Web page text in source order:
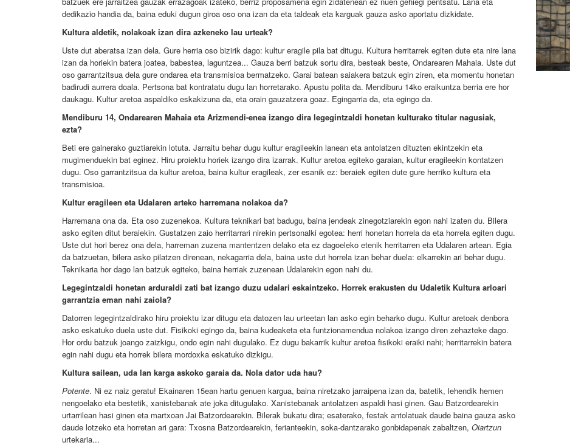
dedikazio handia da, baina eduki dugun giroa oso ona izan da eta taldeak eta karguak gauza asko aportatu dizkidate.
Kultura aldetik, nolakoak izan dira azkeneko lau urteak?
Uste dut aberatsa izan dela. Gure herria oso bizirik dago: kultur eragile pila bat ditugu. Kultura herritarrek egiten dute eta nire lana
izan da horiekin batera joatea, babestea, laguntzea... Gauza berri batzuk sortu dira, besteak beste, Ondarearen Mahaia. Uste dut
oso garrantzitsua dela gure ondarea eta transmisioa bermatzeko. Garai batean saiakera batzuk egin ziren, eta momentu honetan
badirudi aurrera doala. Pertsona bat kontratatu dugu lan horretarako. Apustu polita da. Mendiburu 14ko eraikuntza berria ere hor
daukagu. Kultur aretoa aspaldiko eskakizuna da, eta orain gauzatzera goaz. Egingarria da, eta egingo da.
Mendiburu 14, Ondarearen Mahaia eta Arizmendi-enea izango dira legegintzaldi honetan kulturako titular nagusiak,
ezta?
Beti ere gainerako guztiarekin lotuta. Jarraitu behar dugu kultur eragileekin lanean eta antolatzen dituzten ekintzekin eta
mugimenduekin bat eginez. Hiru proiektu horiek izango dira izarrak. Kultur aretoa egiteko garaian, kultur eragileekin kontatzen
dugu. Oso garrantzitsua da kultur aretoa, baina kultur eragileak, zer esanik ez: beraiek egiten dute gure herriko kultura eta
transmisioa.
Kultur eragileen eta Udalaren arteko harremana nolakoa da?
Harremana ona da. Eta oso zuzenekoa. Kultura teknikari bat badugu, baina jendeak zinegotziarekin egon nahi izaten du. Bilera
asko egiten ditut beraiekin. Gustatzen zaio herritarrari nirekin pertsonalki egotea: herri honetan horrela da eta horrela egiten dugu.
Uste dut hori berez ona dela, harreman zuzena mantentzen delako eta ez dagoeleko etenik herritarren eta Udalaren artean. Egia
da batzuetan, bilera asko pilatzen direnean, nekagarria dela, baina uste dut horrela izan behar duela: elkarrekin ari behar dugu.
Teknikaria hor dago lan batzuk egiteko, baina herriak zuzenean Udalarekin egon nahi du.
Legegintzaldi honetan arduraldi zati bat izango duzu udalari eskaintzeko. Horrek erakusten du Udaletik Kultura arloari
garrantzia eman nahi zaiola?
Datorren legegintzaldirako hiru proiektu izar ditugu eta datozen lau urteetan lan asko egin beharko dugu. Kultur aretoak denbora
asko eskatuko duela uste dut. Fisikoki egingo da, baina kudeaketa eta funtzionamendua nolakoa izango diren zehazteke dago.
Hor ordu batzuk joango zaizkigu, ondo egin nahi dugulako. Ez dugu bakarrik kultur aretoa fisikoki eraiki nahi; herritarrekin batera
egin nahi dugu eta horrek bilera mordoxka eskatuko dizkigu.
Kultura sailean, uda lan karga askoko garaia da. Nola dator uda hau?
Potente. Ni ez naiz geratu! Ekainaren 15ean hartu genuen kargua, baina niretzako jarraipena izan da, batetik, lehendik hemen
nengoelako eta bestetik, xanistebanak ate joka ditugulako. Xanistebanak antolatzen aspaldi hasi ginen. Gau Batzordearekin
urtarrilean hasi ginen eta martxoan Jai Batzordearekin. Bilerak bukatu dira; esaterako, festak antolatuak daude baina gauza asko
daude lotzeko eta horretan ari gara: Txosna Batzordearekin, ferianteekin, soka-dantzarako gonbidapenak zabaltzen, Oiartzun
urtekaria...